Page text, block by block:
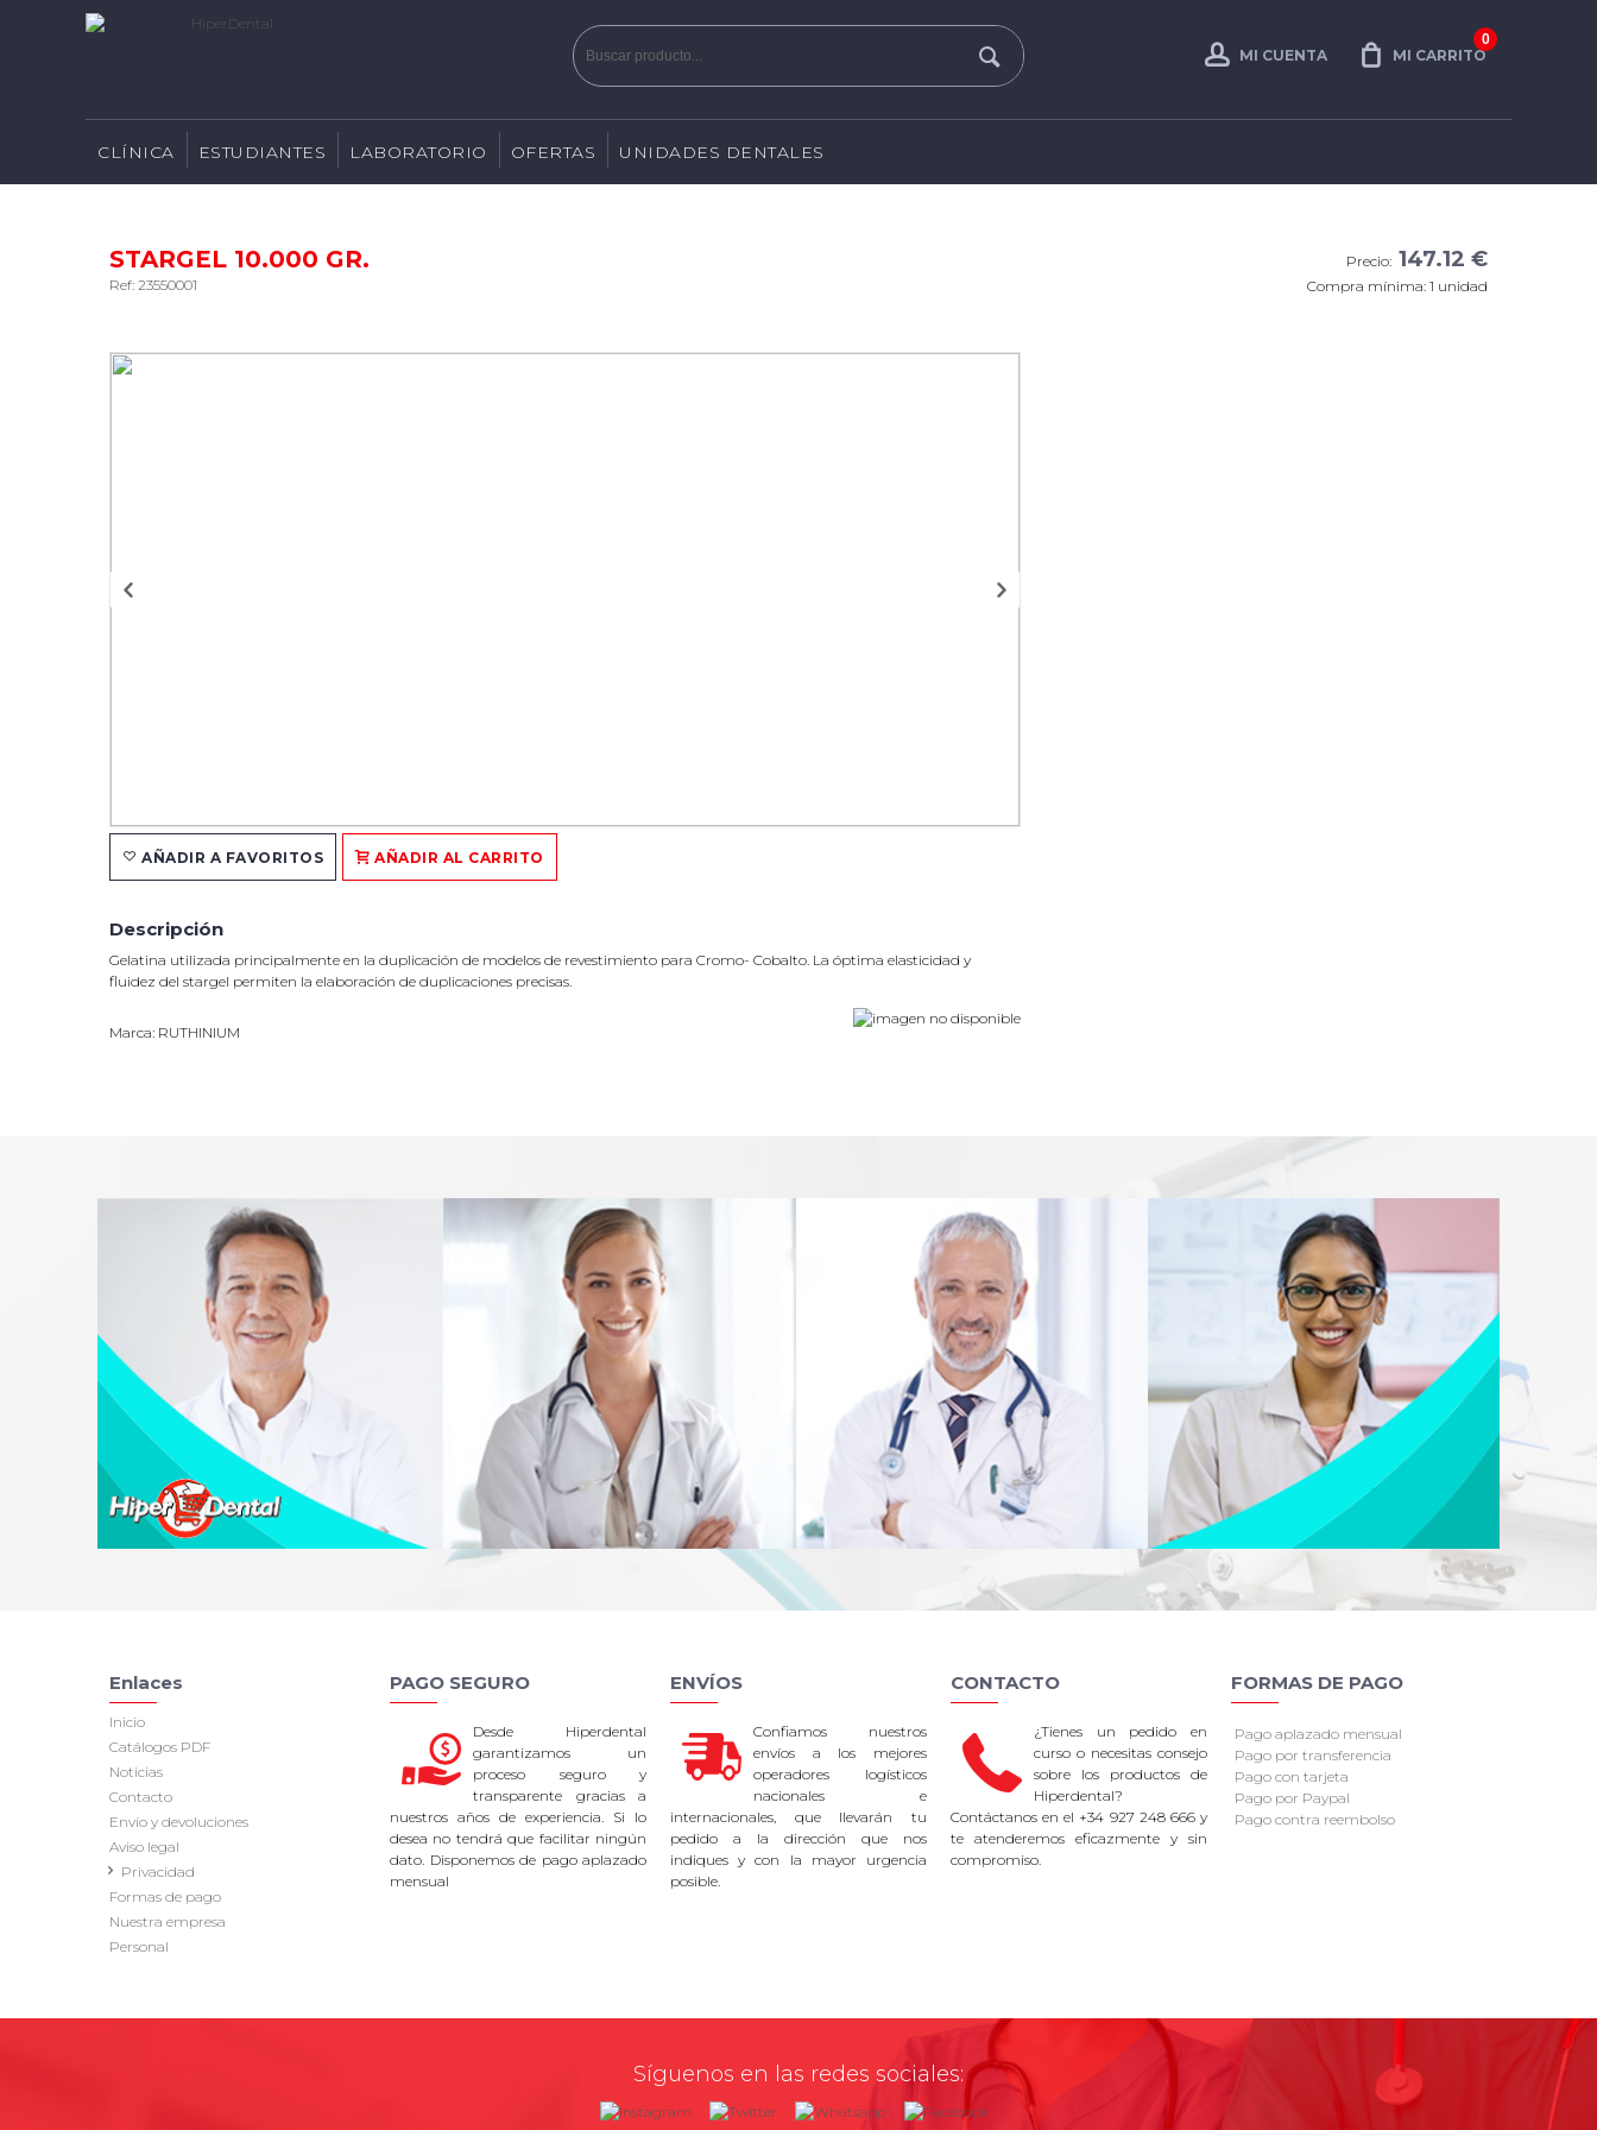
0
MI CARRITO
MI CUENTA
CLÍNICA ESTUDIANTES LABORATORIO OFERTAS UNIDADES DENTALES
STARGEL 10.000 GR.
Ref: 23550001
Precio: 147.12 €
Compra mínima: 1 unidad
AÑADIR A FAVORITOS AÑADIR AL CARRITO
Descripción
Gelatina utilizada principalmente en la duplicación de modelos de revestimiento para Cromo- Cobalto. La óptima elasticidad y
fluidez del stargel permiten la elaboración de duplicaciones precisas.
Marca: RUTHINIUM
Enlaces
Inicio
Catálogos PDF
Noticias
Contacto
Envío y devoluciones
Aviso legal
Privacidad
Formas de pago
Nuestra empresa
Personal
PAGO SEGURO
Desde Hiperdental
garantizamos un
proceso seguro y
transparente gracias a
nuestros años de experiencia. Si lo
desea no tendrá que facilitar ningún
dato. Disponemos de pago aplazado
mensual
ENVÍOS
Confiamos nuestros
envíos a los mejores
operadores logísticos
nacionales e
internacionales, que llevarán tu
pedido a la dirección que nos
indiques y con la mayor urgencia
posible.
CONTACTO
¿Tienes un pedido en
curso o necesitas consejo
sobre los productos de
Hiperdental?
Contáctanos en el +34 927 248 666 y
te atenderemos eficazmente y sin
compromiso.
FORMAS DE PAGO
Pago aplazado mensual
Pago por transferencia
Pago con tarjeta
Pago por Paypal
Pago contra reembolso
Síguenos en las redes sociales: